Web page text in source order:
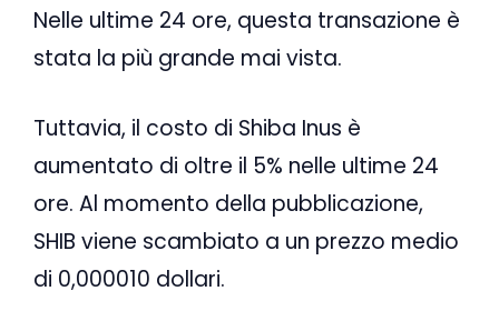
Nelle ultime 24 ore, questa transazione è
stata la più grande mai vista.
Tuttavia, il costo di Shiba Inus è
aumentato di oltre il 5% nelle ultime 24
ore. Al momento della pubblicazione,
SHIB viene scambiato a un prezzo medio
di 0,000010 dollari.